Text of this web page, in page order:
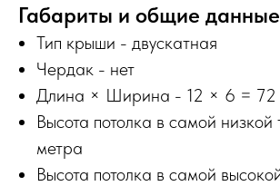
Габариты и общие данные
Тип крыши - двускатная
Чердак - нет
Длина × Ширина - 12 × 6 = 72
Высота потолка в самой
метра
Высота потолка в самой